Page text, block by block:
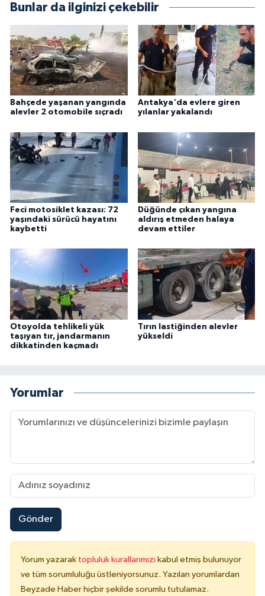
Bunlar da ilginizi çekebilir
Bahçede yaşanan yangında
alevler 2 otomobile sıçradı
Antakya'da evlere giren
yılanlar yakalandı
Feci motosiklet kazası: 72
yaşındaki sürücü hayatını
kaybetti
Düğünde çıkan yangına
aldırış etmeden halaya
devam ettiler
Otoyolda tehlikeli yük
taşıyan tır, jandarmanın
dikkatinden kaçmadı
Tırın lastiğinden alevler
yükseldi
Yorumlar
Gönder
Yorum yazarak topluluk kurallarımızı kabul etmiş bulunuyor
ve tüm sorumluluğu üstleniyorsunuz. Yazılan yorumlardan
Beyzade Haber hiçbir şekilde sorumlu tutulamaz.